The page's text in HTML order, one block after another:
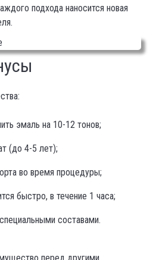
подхода наносится новая
эмаль на 10-12 тонов;
(до 4-5 лет);
во время процедуры;
быстро, в течение 1 часа;
составами.